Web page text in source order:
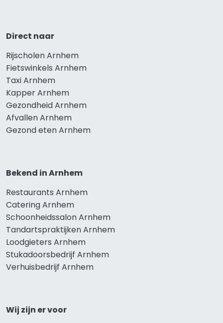
Direct naar
Rijscholen Arnhem
Fietswinkels Arnhem
Taxi Arnhem
Kapper Arnhem
Gezondheid Arnhem
Afvallen Arnhem
Gezond eten Arnhem
Bekend in Arnhem
Restaurants Arnhem
Catering Arnhem
Schoonheidssalon Arnhem
Tandartspraktijken Arnhem
Loodgieters Arnhem
Stukadoorsbedrijf Arnhem
Verhuisbedrijf Arnhem
Wij zijn er voor